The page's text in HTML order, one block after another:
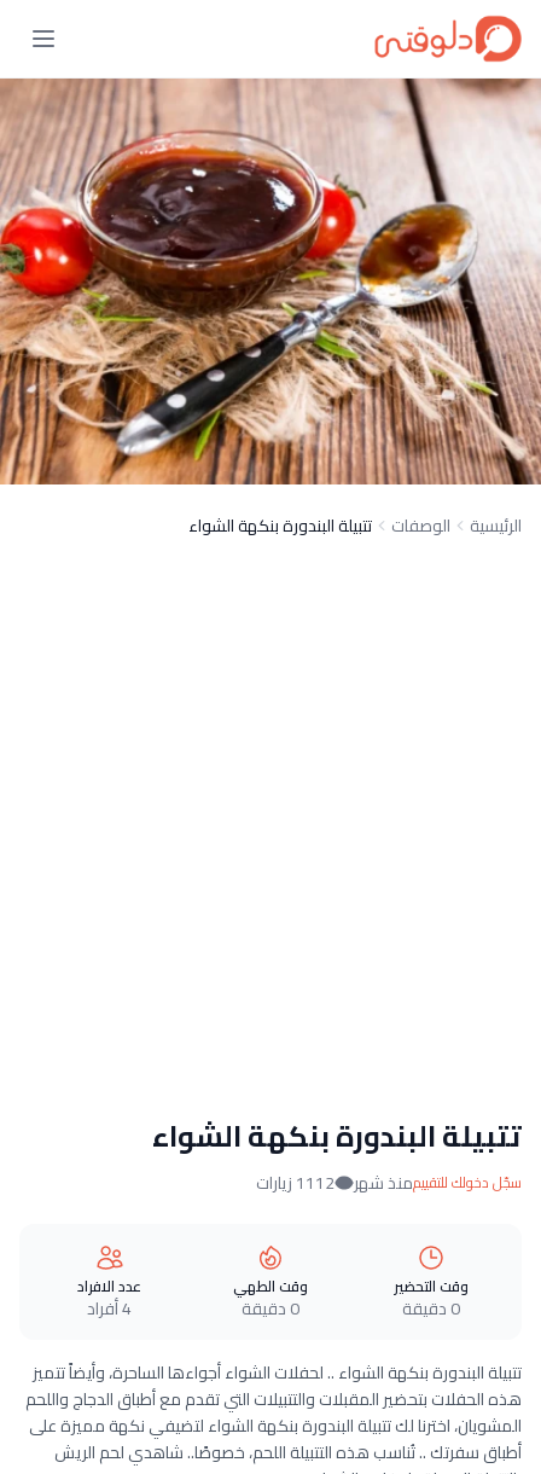
الرئيسية الوصفات تتبيلة البندورة بنكهة الشواء
تتبيلة البندورة بنكهة الشواء
سجّل دخولك للتقييممنذ شهر 1112 زيارات
وقت التحضير
0 دقيقة
وقت الطهي
0 دقيقة
عدد الافراد
4 أفراد
تتبيلة البندورة بنكهة الشواء .. لحفلات الشواء أجواءها الساحرة، وأيضاً تتميز
هذه الحفلات بتحضير المقبلات والتتبيلات التي تقدم مع أطباق الدجاج واللحم
المشويان، اخترنا لك تتبيلة البندورة بنكهة الشواء لتضيفي نكهة مميزة على
أطباق سفرتك .. تُناسب هذه التتبيلة اللحم، خصوصًا.. شاهدي لحم الريش